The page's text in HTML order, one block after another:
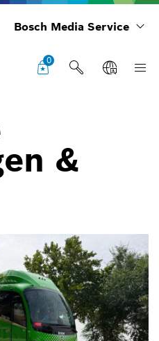
Bosch Media Service
0
&